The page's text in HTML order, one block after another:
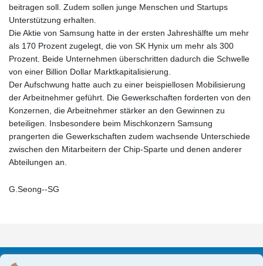
beitragen soll. Zudem sollen junge Menschen und Startups
Unterstützung erhalten.
Die Aktie von Samsung hatte in der ersten Jahreshälfte um mehr
als 170 Prozent zugelegt, die von SK Hynix um mehr als 300
Prozent. Beide Unternehmen überschritten dadurch die Schwelle
von einer Billion Dollar Marktkapitalisierung.
Der Aufschwung hatte auch zu einer beispiellosen Mobilisierung
der Arbeitnehmer geführt. Die Gewerkschaften forderten von den
Konzernen, die Arbeitnehmer stärker an den Gewinnen zu
beteiligen. Insbesondere beim Mischkonzern Samsung
prangerten die Gewerkschaften zudem wachsende Unterschiede
zwischen den Mitarbeitern der Chip-Sparte und denen anderer
Abteilungen an.
G.Seong--SG